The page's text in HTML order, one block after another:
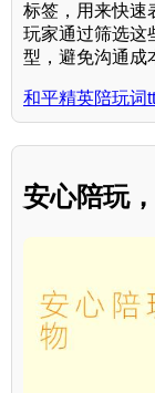
标签，用来快速
玩家通过筛选这
型，避免沟通成
和平精英陪玩词tt
安心陪玩